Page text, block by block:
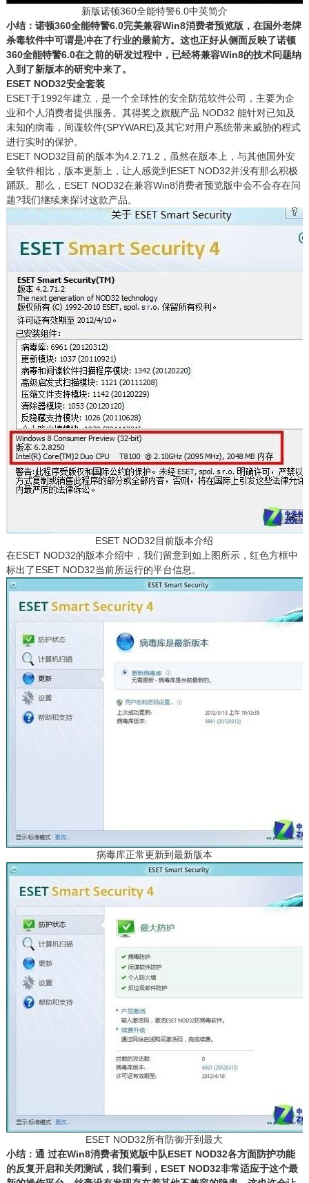
新版诺顿360全能特警6.0中英简介
小结：诺顿360全能特警6.0完美兼容Win8消费者预览版，在国外老牌
杀毒软件中可谓是冲在了行业的最前方。这也正好从侧面反映了诺顿
360全能特警6.0在之前的研发过程中，已经将兼容Win8的技术问题纳
入到了新版本的研究中来了。
ESET NOD32安全套装
ESET于1992年建立，是一个全球性的安全防范软件公司，主要为企
业和个人消费者提供服务。其得奖之旗舰产品 NOD32 能针对已知及
未知的病毒，间谍软件(SPYWARE)及其它对用户系统带来威胁的程式
进行实时的保护。
ESET NOD32目前的版本为4.2.71.2，虽然在版本上，与其他国外安
全软件相比，版本更新上，让人感觉到ESET NOD32并没有那么积极
踊跃。那么，ESET NOD32在兼容Win8消费者预览版中会不会存在问
题?我们继续来探讨这款产品。
ESET NOD32目前版本介绍
在ESET NOD32的版本介绍中，我们留意到如上图所示，红色方框中
标出了ESET NOD32当前所运行的平台信息。
病毒库正常更新到最新版本
ESET NOD32所有防御开到最大
小结：通 过在Win8消费者预览版中队ESET NOD32各方面防护功能
的反复开启和关闭测试，我们看到，ESET NOD32非常适应于这个最